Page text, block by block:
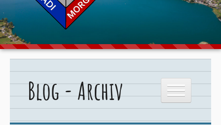
Stufen
Downloads
Blog - Archiv